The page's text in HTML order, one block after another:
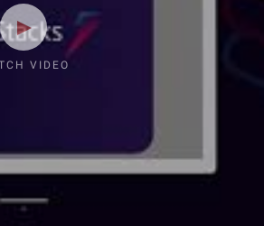
VIDEO